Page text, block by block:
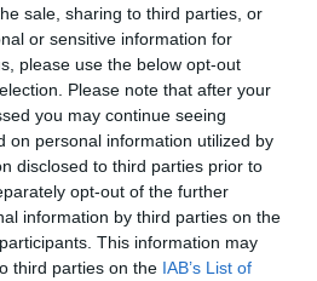
sale, sharing to third parties, or
or sensitive information for
please use the below opt-out
Please note that after your
you may continue seeing
on personal information utilized by
disclosed to third parties prior to
opt-out of the further
information by third parties on the
This information may
third parties on the IAB’s List of
riconosce all’antifascismo il
del disordine
Agosto 2026